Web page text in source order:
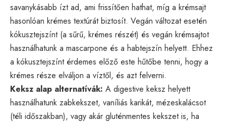
savanykásabb ízt ad, ami frissítően hathat, míg a krémsajt
hasonlóan krémes textúrát biztosít. Vegán változat esetén
kókusztejszínt (a sűrű, krémes részét) és vegán krémsajtot
használhatunk a mascarpone és a habtejszín helyett. Ehhez
a kókusztejszínt érdemes előző este hűtőbe tenni, hogy a
krémes része elváljon a víztől, és azt felverni.
Keksz alap alternatívák: A digestive keksz helyett
használhatunk zabkekszet, vaníliás karikát, mézeskalácsot
(téli időszakban), vagy akár gluténmentes kekszet is, ha